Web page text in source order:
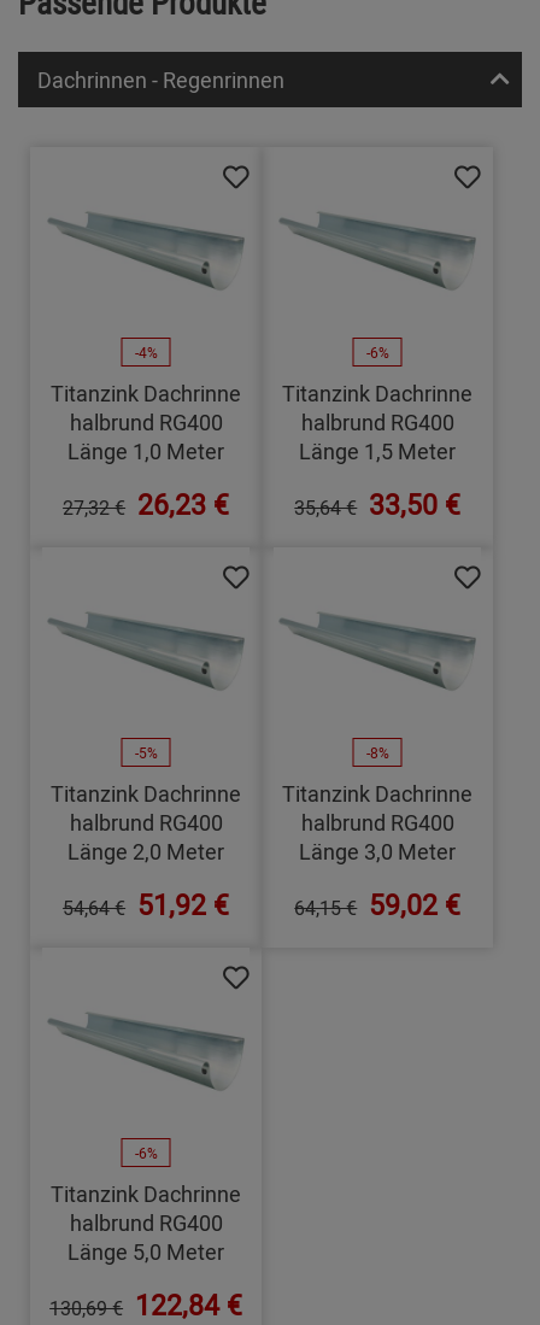
Dachrinnen - Regenrinnen
-4%
Titanzink Dachrinne
halbrund RG400
Länge 1,0 Meter
27,32 € 26,23 €
-6%
Titanzink Dachrinne
halbrund RG400
Länge 1,5 Meter
35,64 € 33,50 €
-5%
Titanzink Dachrinne
halbrund RG400
Länge 2,0 Meter
54,64 € 51,92 €
-8%
Titanzink Dachrinne
halbrund RG400
Länge 3,0 Meter
64,15 € 59,02 €
-6%
Titanzink Dachrinne
halbrund RG400
Länge 5,0 Meter
130,69 € 122,84 €